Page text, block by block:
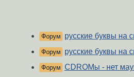
Форум русские буквы на
Форум русские буквы на
Форум CDROMы - нет